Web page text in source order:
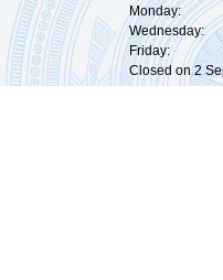
Monday:
Wednesday:
Friday:
Closed on 2